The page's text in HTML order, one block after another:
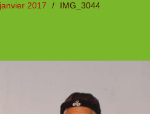
2017 / IMG_3044